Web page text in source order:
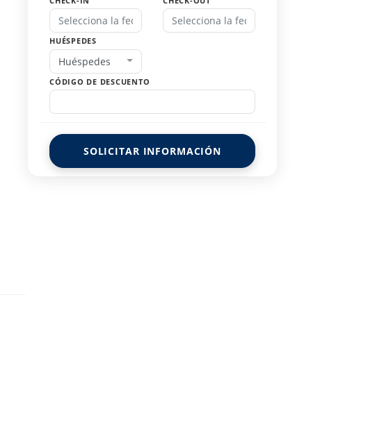
HUÉSPEDES
Huéspedes
CÓDIGO DE DESCUENTO
SOLICITAR INFORMACIÓN